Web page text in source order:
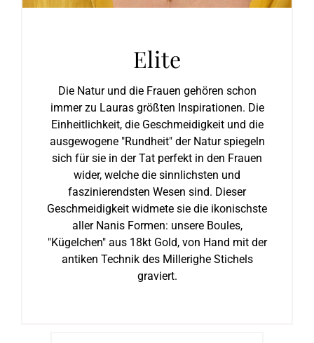
Elite
Die Natur und die Frauen gehören schon
immer zu Lauras größten Inspirationen. Die
Einheitlichkeit, die Geschmeidigkeit und die
ausgewogene "Rundheit" der Natur spiegeln
sich für sie in der Tat perfekt in den Frauen
wider, welche die sinnlichsten und
faszinierendsten Wesen sind. Dieser
Geschmeidigkeit widmete sie die ikonischste
aller Nanis Formen: unsere Boules,
"Kügelchen" aus 18kt Gold, von Hand mit der
antiken Technik des Millerighe Stichels
graviert.